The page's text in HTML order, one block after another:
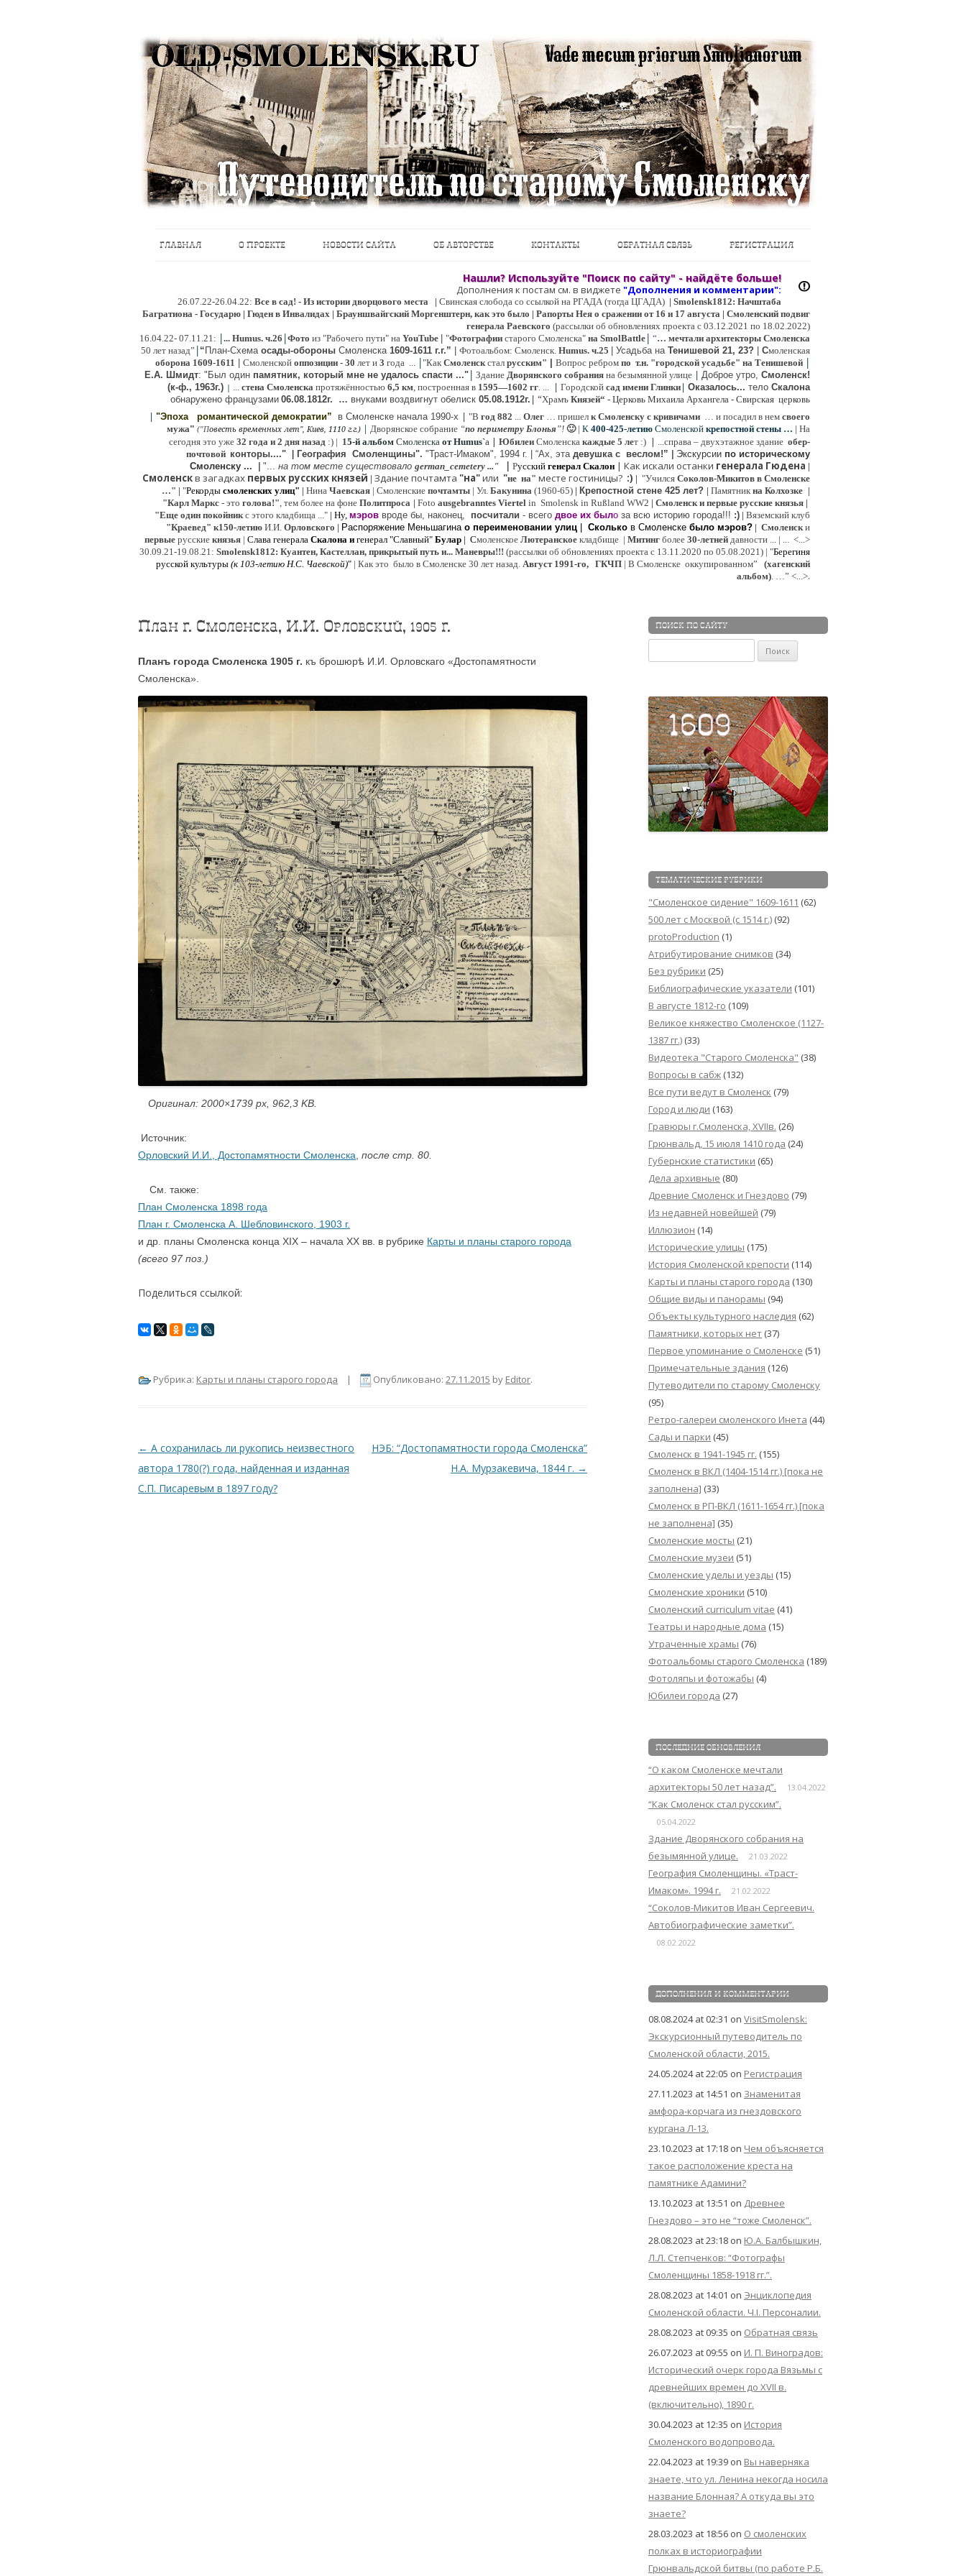
Старый Cмоленск
ГЛАВНАЯ О ПРОЕКТЕ НОВОСТИ САЙТА ОБ АВТОРСТВЕ КОНТАКТЫ ОБРАТНАЯ СВЯЗЬ РЕГИСТРАЦИЯ
Нашли? Используйте "Поиск по сайту" - найдёте больше!
Дополнения к постам см. в виджете "Дополнения и комментарии":
26.07.22-26.04.22: Все в сад! - Из истории дворцового места | Свинская слобода со ссылкой на РГАДА (тогда ЦГАДА) | Smolensk1812: Начштаба
Багратиона - Государю | Гюден в Инвалидах | Брауншвайгский Моргенштерн, как это было | Рапорты Нея о сражении от 16 и 17 августа | Смоленский подвиг
генерала Раевского (рассылки об обновлениях проекта с 03.12.2021 по 18.02.2022)
16.04.22- 07.11.21: |... Humus. ч.26 |Фото из "Рабочего пути" на YouTube "Фотографии старого Смоленска" на SmolBattle | “… мечтали архитекторы Смоленска
50 лет назад” | “ План-Схема осады-обороны Смоленска 1609-1611 г.г.” Фотоальбом: Смоленск. Humus. ч.25 | Усадьба на Тенишевой 21, 23? Смоленская
оборона 1609-1611 Смоленской оппозиции - 30 лет и 3 года ... |"Как Смоленскстал русским" Вопрос ребром по т.н. "городской усадьбе" на Тенишевой |
Е.А. Шмидт: "Был один памятник, который мне не удалось спасти ..." | Здание Дворянского собрания на безымянной улице | Доброе утро, Смоленск!
(к-ф., 1963г.) | ... стена Смоленска протяжённостью 6,5 км, построенная в 1595—1602 гг. ... | Городской сад имени Глинки | Оказалось... тело Скалона
обнаружено французами 06.08.1812г. … внуками воздвигнут обелиск 05.08.1912г. | “Храмъ Князей“ - Церковь Михаила Архангела - Свирская церковь
| "Эпохаромантической демократии” в Смоленске начала 1990-х | "В год 882 ... Олег … пришел к Смоленску с кривичами … и посадил в нем своего
мужа" ("Повесть временных лет", Киев, 1110 г.г.) | Дворянское собрание “по периметру Блонья”! 🙂| К 400-425-летию Смоленской крепостной стены … | На
сегодня это уже 32 года и 2 дня назад :) | 15-й альбом Смоленска от Humus`a | Юбилеи Смоленска каждые 5 лет :) | ...справа – двухэтажное здание обер-
почтовой конторы...." Гeография Cмоленщины". "Траст-Имаком", 1994 г. “Ах, эта девушка с веслом!” Экскурсии по историческому
Смоленску ...
"... на том месте существовало german_cemetery ..." | Русский генерал Скалон | Как искали останки генерала Гюдена |
Смоленскв загадках первых русских князей | Здание почтамта "на"или "не на" месте гостиницы? :) | "Учился Соколов-Микитов в Смоленске
…" | "Рекорды смоленских улиц" | Нина Чаевская | Смоленские почтамты | Ул. Бакунина (1960-65) | Крепостной стене 425 лет? | Памятник на Колхозке |
"Карл Маркс - это голова!", тем более на фоне Политпроса | Foto ausgebranntes Viertel in Smolensk in Rußland WW2 | Смоленск и первые русские князья |
"Еще один покойникс этого кладбища ..." | Ну, мэров вроде бы, наконец, посчитали - всего двое их было за всю историю города!!! :) | Вяземский клуб
"Краевед" к150-летию И.И. Орловского | Распоряжение Меньшагина о переименовании улиц Сколько в Смоленске было мэров? | Смоленски
первые русские князья | Слава генерала Скалона и генерал "Славный" Булар | Смоленское Лютерaнское кладбище | Митинг более 30-летней давности ... | ... <...>
30.09.21-19.08.21: Smolensk1812: Куантен, Кастеллан, прикрытый путь и... Маневры!!! (рассылки об обновлениях проекта с 13.11.2020 по 05.08.2021) | "Берегиня
русской культуры (к 103-летию Н.С. Чаевской)" | Как это было в Смоленске 30 лет назад. Август 1991-го, ГКЧП | В Смоленске оккупированном” (хагенский
альбом). …” <...>.
План г. Смоленска, И.И. Орловский, 1905 г.
Планъ города Смоленска 1905 г. къ брошюрѣ И.И. Орловскаго «Достопамятности
Смоленска».
Оригинал: 2000×1739 px, 962,3 KB.
Источник:
Орловский И.И., Достопамятности Смоленска, после стр. 80.
См. также:
План Смоленска 1898 года
План г. Смоленска А. Шебловинского, 1903 г.
и др. планы Смоленска конца XIX – начала XX вв. в рубрике Карты и планы старого города
(всего 97 поз.)
Поделиться ссылкой:
Рубрика: Карты и планы старого города | Опубликовано: 27.11.2015 by Editor.
Навигация по записям
← А сохранилась ли рукопись неизвестного
автора 1780(?) года, найденная и изданная
С.П. Писаревым в 1897 году?
НЭБ: “Достопамятности города Смоленска”
Н.А. Мурзакевича, 1844 г. →
ПОИСК ПО САЙТУ
ТЕМАТИЧЕСКИЕ РУБРИКИ
"Смоленское сидение" 1609-1611 (62)
500 лет с Москвой (c 1514 г.) (92)
protoProduction (1)
Атрибутирование снимков (34)
Без рубрики (25)
Библиографические указатели (101)
В августе 1812-го (109)
Великое княжество Смоленское (1127-
1387 гг.) (33)
Видеотека "Cтарого Смоленска" (38)
Вопросы в сабж (132)
Все пути ведут в Смоленск (79)
Город и люди (163)
Гравюры г.Смоленска, XVIIв. (26)
Грюнвальд, 15 июля 1410 года (24)
Губернские статистики (65)
Дела архивные (80)
Древние Смоленск и Гнездово (79)
Из недавней новейшей (79)
Иллюзион (14)
Исторические улицы (175)
История Смоленской крепости (114)
Карты и планы старого города (130)
Общие виды и панорамы (94)
Объекты культурного наследия (62)
Памятники, которых нет (37)
Первое упоминание о Смоленске (51)
Примечательные здания (126)
Путеводители по старому Смоленску
(95)
Ретро-галереи смоленского Инета (44)
Сады и парки (45)
Смоленск в 1941-1945 гг. (155)
Смоленск в ВКЛ (1404-1514 гг.) [пока не
заполнена] (33)
Смоленск в РП-ВКЛ (1611-1654 гг.) [пока
не заполнена] (35)
Смоленские мосты (21)
Смоленские музеи (51)
Смоленские уделы и уезды (15)
Смоленские хроники (510)
Смоленский сurriculum vitae (41)
Театры и народные дома (15)
Утраченные храмы (76)
Фотоальбомы старого Смоленска (189)
Фотоляпы и фотожабы (4)
Юбилеи города (27)
ПОСЛЕДНИЕ ОБНОВЛЕНИЯ
“О каком Смоленске мечтали
архитекторы 50 лет назад”.
13.04.2022
“Как Смоленск стал русским”.
05.04.2022
Здание Дворянского собрания на
безымянной улице.
21.03.2022
География Смоленщины. «Траст-
Имаком». 1994 г.
21.02.2022
“Соколов-Микитов Иван Сергеевич.
Автобиографические заметки”.
08.02.2022
ДОПОЛНЕНИЯ И КОММЕНТАРИИ
08.08.2024 at 02:31 on VisitSmolensk:
Экскурсионный путеводитель по
Смоленской области, 2015.
24.05.2024 at 22:05 on Регистрация
27.11.2023 at 14:51 on Знаменитая
амфора-корчага из гнездовского
кургана Л-13.
23.10.2023 at 17:18 on Чем объясняется
такое расположение креста на
памятнике Адамини?
13.10.2023 at 13:51 on Древнее
Гнездово – это не “тоже Смоленск”.
28.08.2023 at 23:18 on Ю.А. Балбышкин,
Л.Л. Степченков: “Фотографы
Смоленщины 1858-1918 гг.”.
28.08.2023 at 14:01 on Энциклопедия
Смоленской области. Ч.I. Персоналии.
28.08.2023 at 09:35 on Обратная связь
26.07.2023 at 09:55 on И. П. Виноградов:
Исторический очерк города Вязьмы с
древнейших времен до XVII в.
(включительно), 1890 г.
30.04.2023 at 12:35 on История
Смоленского водопровода.
22.04.2023 at 19:39 on Вы наверняка
знаете, что ул. Ленина некогда носила
название Блонная? А откуда вы это
знаете?
28.03.2023 at 18:56 on О смоленских
полках в историографии
Грюнвальдской битвы (по работе Р.Б.